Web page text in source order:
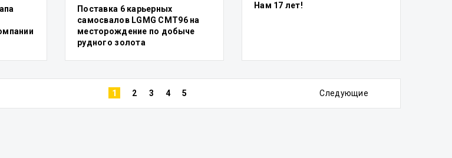
Поставка 6 карьерных
самосвалов LGMG CMT96 на
месторождение по добыче
рудного золота
Нам 17 лет!
1 2 3 4 5 Следующие